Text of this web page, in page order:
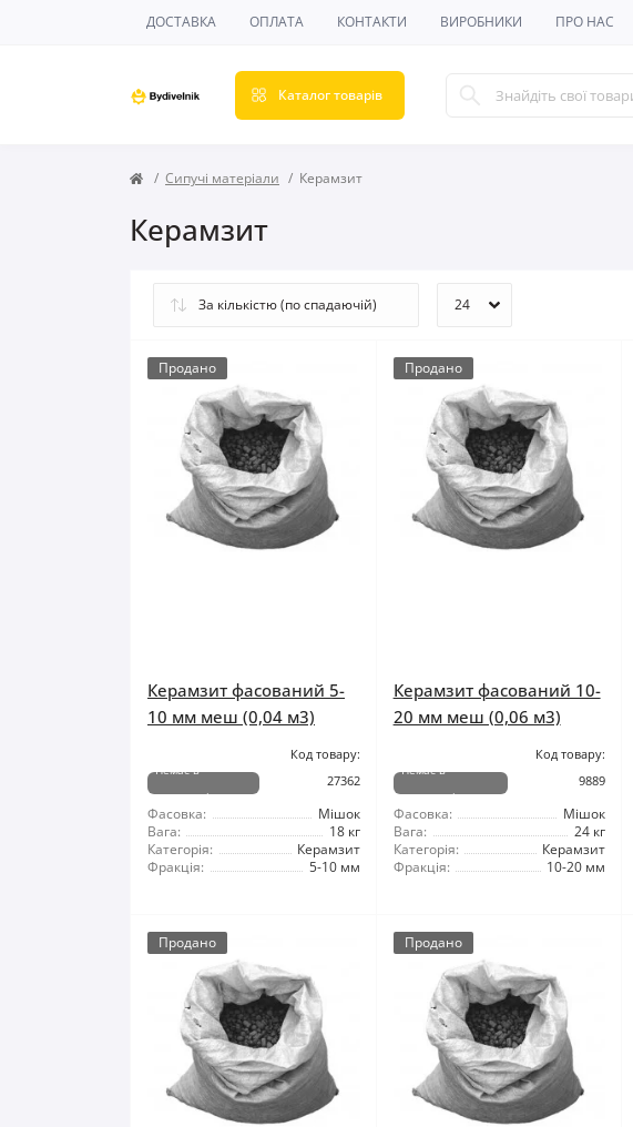
ДОСТАВКА ОПЛАТА КОНТАКТИ ВИРОБНИКИ ПРО НАС
Каталог товарів
Сипучі матеріали Керамзит
Керамзит
Продано
Керамзит фасований 5-
10 мм меш (0,04 м3)
Немає в
наявності
Код товару:
27362
Фасовка:
Мішок
Вага:
18 кг
Категорія:
Керамзит
Фракція:
5-10 мм
Продано
Керамзит фасований 10-
20 мм меш (0,06 м3)
Немає в
наявності
Код товару:
9889
Фасовка:
Мішок
Вага:
24 кг
Категорія:
Керамзит
Фракція:
10-20 мм
Продано Продано